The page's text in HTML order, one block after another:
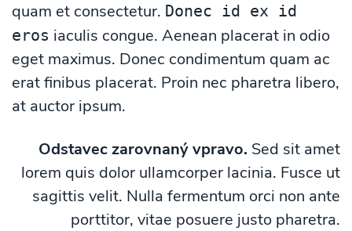
quam et consectetur. Donec id ex id
eros iaculis congue. Aenean placerat in odio
eget maximus. Donec condimentum quam ac
erat finibus placerat. Proin nec pharetra libero,
at auctor ipsum.
Odstavec zarovnaný vpravo. Sed sit amet
lorem quis dolor ullamcorper lacinia. Fusce ut
sagittis velit. Nulla fermentum orci non ante
porttitor, vitae posuere justo pharetra.